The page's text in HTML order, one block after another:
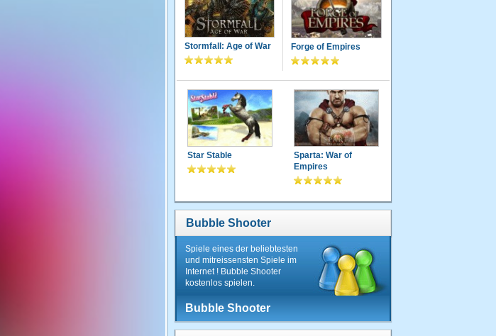
Stormfall: Age of War Forge of Empires
Star Stable
Sparta: War of
Empires
Bubble Shooter
Spiele eines der beliebtesten
und mitreissensten Spiele im
Internet ! Bubble Shooter
kostenlos spielen.
Bubble Shooter